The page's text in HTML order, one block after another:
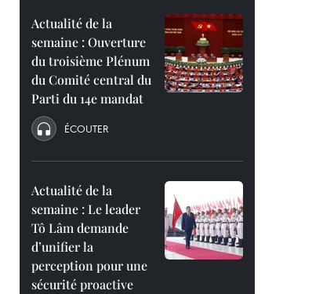
Actualité de la
semaine : Ouverture
du troisième Plénum
du Comité central du
Parti du 14e mandat
ÉCOUTER
Actualité de la
semaine : Le leader
Tô Lâm demande
d’unifier la
perception pour une
sécurité proactive